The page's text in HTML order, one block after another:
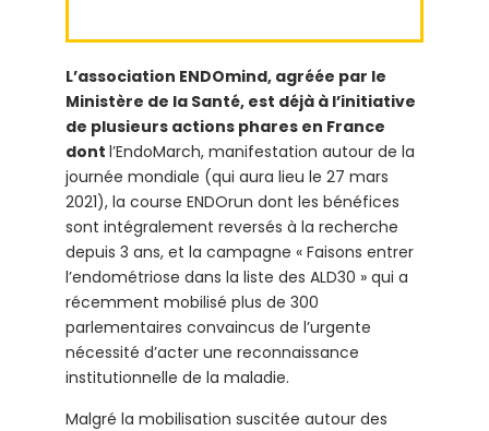
L’association ENDOmind, agréée par le
Ministère de la Santé, est déjà à l’initiative
de plusieurs actions phares en France
dont l’EndoMarch, manifestation autour de la
journée mondiale (qui aura lieu le 27 mars
2021), la course ENDOrun dont les bénéfices
sont intégralement reversés à la recherche
depuis 3 ans, et la campagne « Faisons entrer
l’endométriose dans la liste des ALD30 » qui a
récemment mobilisé plus de 300
parlementaires convaincus de l’urgente
nécessité d’acter une reconnaissance
institutionnelle de la maladie.
Malgré la mobilisation suscitée autour des